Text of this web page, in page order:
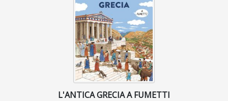
L'ANTICA GRECIA A FUMETTI